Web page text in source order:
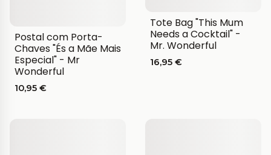
Postal com Porta-
Chaves "És a Mãe Mais
Especial" - Mr
Wonderful
10,95 €
Tote Bag "This Mum
Needs a Cocktail" -
Mr. Wonderful
16,95 €